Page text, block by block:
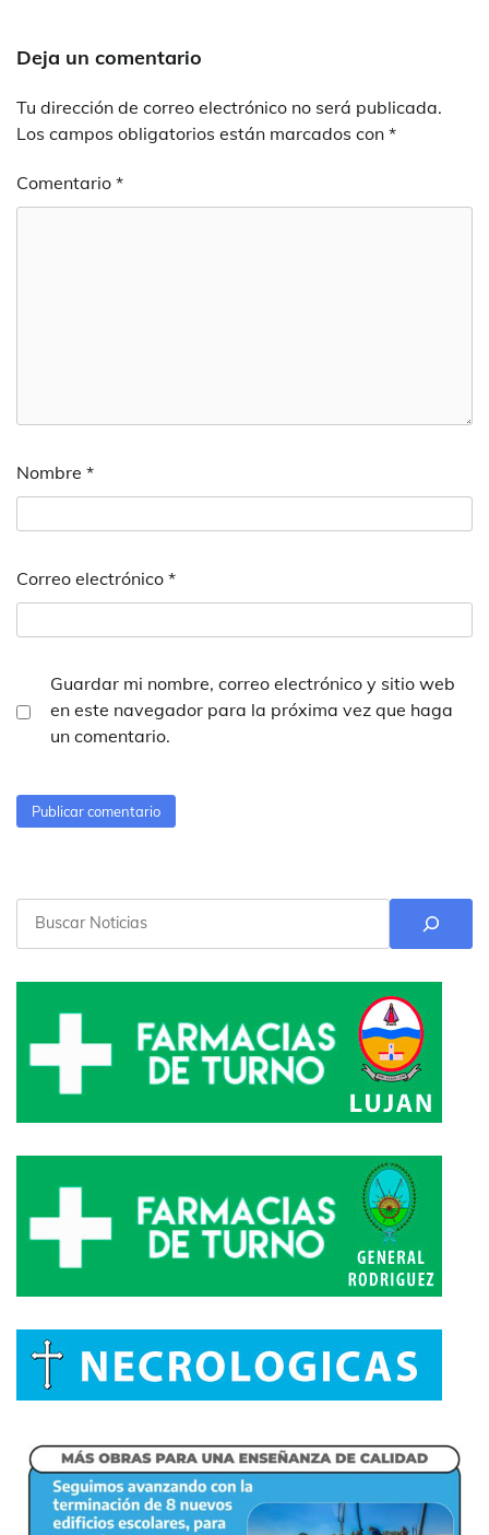
Deja un comentario
Tu dirección de correo electrónico no será publicada.
Los campos obligatorios están marcados con *
Comentario *
Nombre *
Correo electrónico *
Guardar mi nombre, correo electrónico y sitio web
en este navegador para la próxima vez que haga
un comentario.